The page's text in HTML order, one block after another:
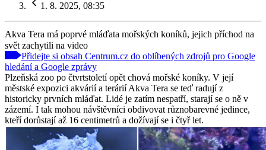
1. 8. 2025, 08:35
Akva Tera má poprvé mláďata mořských koníků, jejich příchod na
svět zachytili na video
Přidejte si obsah Centrum.cz do oblíbených zdrojů pro Google
hledání a Google zprávy
Plzeňská zoo po čtvrtstoletí opět chová mořské koníky. V její
městské expozici akvárií a terárií Akva Tera se teď radují z
historicky prvních mláďat. Lidé je zatím nespatří, starají se o ně v
zázemí. I tak mohou návštěvníci obdivovat různobarevné jedince,
kteří dorůstají až 16 centimetrů a dožívají se i čtyř let.